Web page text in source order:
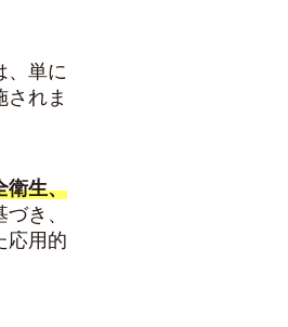
、単に
れま
衛生、
き、
応用的